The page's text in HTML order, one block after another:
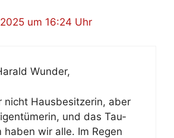
um 16:24 Uhr
Wun­der,
nicht Haus­be­sit­ze­rin, aber
und das Tau­
ha­ben wir al­le. Im Re­gen